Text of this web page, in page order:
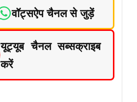
वॉट्सऐप चैनल से जुड़ें
यूट्यूब चैनल सब्सक्राइब
करें